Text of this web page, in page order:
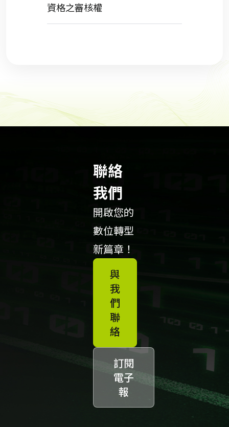
資格之審核權
聯絡
我們
開啟您的
數位轉型
新篇章！
與
我
們
聯
絡
訂閱
電子
報